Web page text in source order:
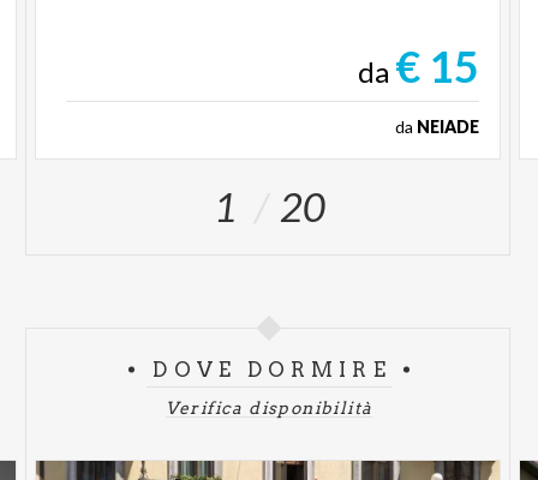
da € 15
da NEIADE
1 20
DOVE DORMIRE
Verifica disponibilità